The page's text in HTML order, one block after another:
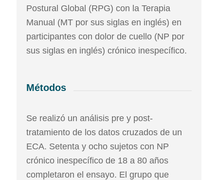
Postural Global (RPG) con la Terapia
Manual (MT por sus siglas en inglés) en
participantes con dolor de cuello (NP por
sus siglas en inglés) crónico inespecífico.
Métodos
Se realizó un análisis pre y post-
tratamiento de los datos cruzados de un
ECA. Setenta y ocho sujetos con NP
crónico inespecífico de 18 a 80 años
completaron el ensayo. El grupo que